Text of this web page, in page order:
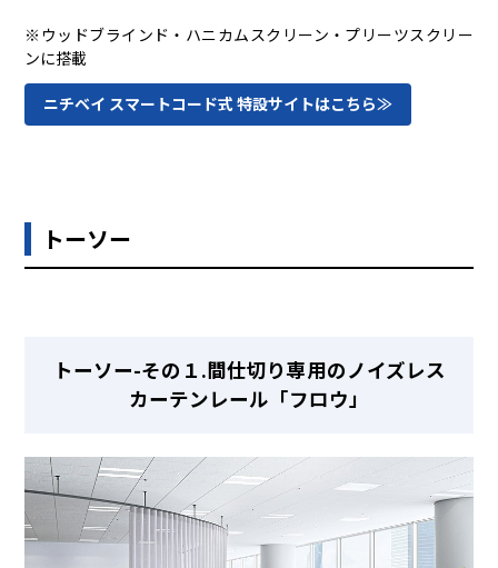
※ウッドブラインド・ハニカムスクリーン・プリーツスクリー
ンに搭載
ニチベイ スマートコード式 特設サイトはこちら≫
トーソー
トーソー-その１.間仕切り専用のノイズレス
カーテンレール「フロウ」